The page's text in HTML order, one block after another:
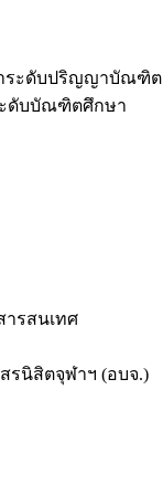
ระดับปริญญาบัณฑิต
ดับบัณฑิตศึกษา
ารสนเทศ
รนิสิตจุฬาฯ (อบจ.)